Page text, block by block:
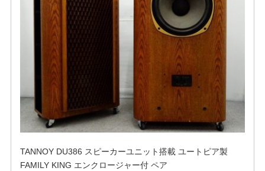
TANNOY DU386 スピーカーユニット搭載 ユートピア製
FAMILY KING エンクロージャー付 ペア